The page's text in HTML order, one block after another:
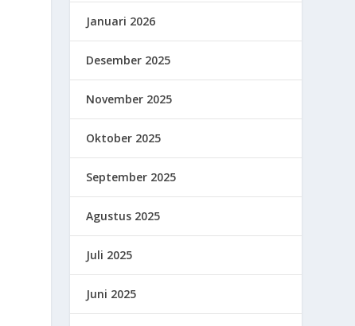
Januari 2026
Desember 2025
November 2025
Oktober 2025
September 2025
Agustus 2025
Juli 2025
Juni 2025